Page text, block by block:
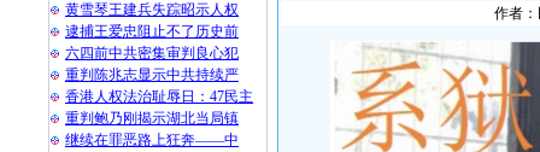
黄雪琴王建兵失踪昭示人权
逮捕王爱忠阻止不了历史前
六四前中共密集审判良心犯
重判陈兆志显示中共持续严
香港人权法治耻辱日：47民主
重判鲍乃刚揭示湖北当局镇
继续在罪恶路上狂奔——中
作者：